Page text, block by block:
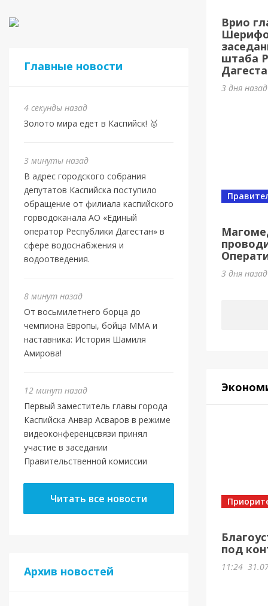
Главные новости
4 секунды назад
Золото мира едет в Каспийск! 🥇
3 минуты назад
В адрес городского собрания
депутатов Каспийска поступило
обращение от филиала каспийского
горводоканала АО «Единый
оператор Республики Дагестан» в
сфере водоснабжения и
водоотведения.
8 минут назад
От восьмилетнего борца до
чемпиона Европы, бойца ММА и
наставника: История Шамиля
Амирова!
12 минут назад
Первый заместитель главы города
Каспийска Анвар Асваров в режиме
видеоконференцсвязи принял
участие в заседании
Правительственной комиссии
Читать все новости
Архив новостей
8 минут
МБУ
Врио
штаба
3 дня
3 дня
под
11:24